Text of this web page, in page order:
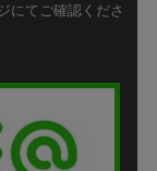
にてご確認くださ